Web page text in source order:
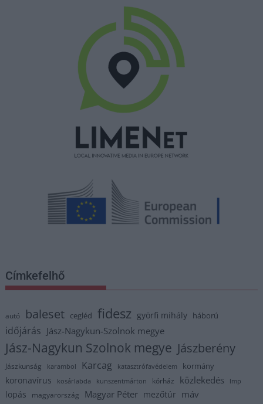
Címkefelhő
autó baleset cegléd fidesz györfi mihály háború
időjárás Jász-Nagykun-Szolnok megye
Jász-Nagykun Szolnok megye Jászberény
Jászkunság karambol Karcag katasztrófavédelem kormány
koronavírus kosárlabda kunszentmárton kórház közlekedés lmp
lopás magyarország Magyar Péter mezőtúr máv